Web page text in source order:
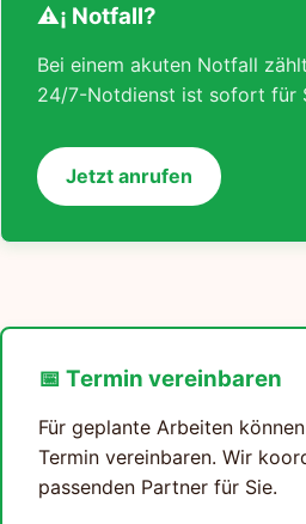
⚠¡ Notfall?
Bei einem akuten Notfall
24/7-Notdienst ist sofort für
Jetzt anrufen
📅 Termin vereinbaren
Für geplante Arbeiten
Termin vereinbaren. Wir
passenden Partner für Sie.